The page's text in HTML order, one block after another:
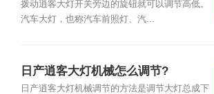
拨动逍客大灯开关旁边的旋钮就可以调节高低。
汽车大灯，也称汽车前照灯、汽...
日产逍客大灯机械怎么调节?
日产逍客大灯机械调节的方法是调节大灯总成下